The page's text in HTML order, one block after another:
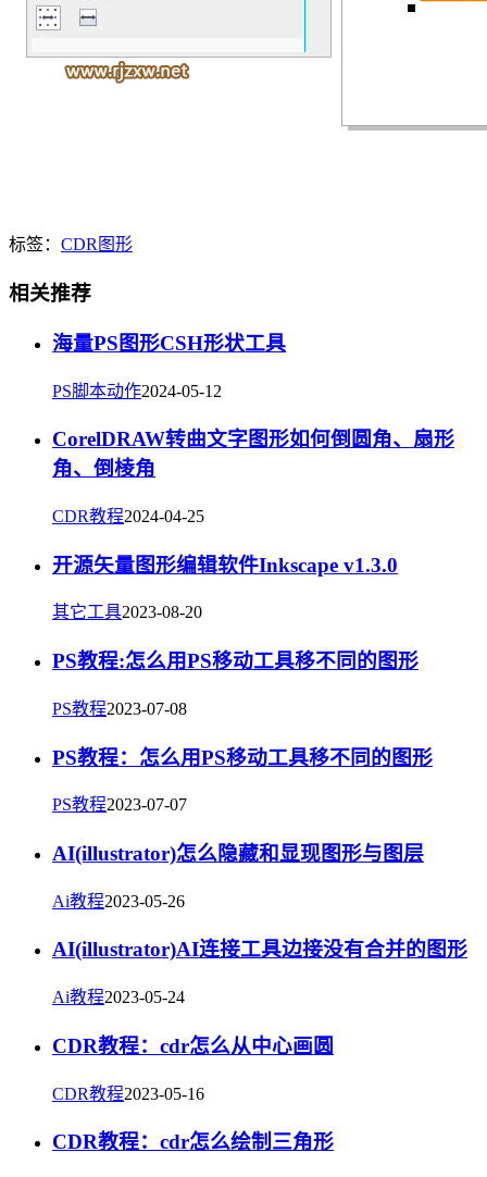
标签： CDR 图形
相关推荐
海量PS图形CSH形状工具
PS脚本动作2024-05-12
CorelDRAW转曲文字图形如何倒圆角、扇形
角、倒棱角
CDR教程2024-04-25
开源矢量图形编辑软件Inkscape v1.3.0
其它工具2023-08-20
PS教程:怎么用PS移动工具移不同的图形
PS教程2023-07-08
PS教程：怎么用PS移动工具移不同的图形
PS教程2023-07-07
AI(illustrator)怎么隐藏和显现图形与图层
Ai教程2023-05-26
AI(illustrator)AI连接工具边接没有合并的图形
Ai教程2023-05-24
CDR教程：cdr怎么从中心画圆
CDR教程2023-05-16
CDR教程：cdr怎么绘制三角形